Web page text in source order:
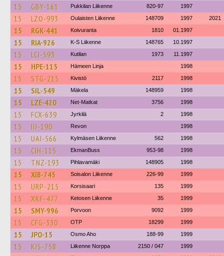
15 GBY-161 Pukkilan Liikenne 820-97 1997
15 LZO-993 Oulaisten Liikenne 148709 1997 2021
15 RGK-441 Koivuranta 1810 01.1997
15 RIA-926 K-S Liikenne 148765 10.1997
15 LCI-593 Kutilan 1973 11.1997
15 HPE-115 Hämeen Linja 1998
15 STG-215 Kivistö 2117 1998
15 SIL-549 Mäkela 148959 1998
15 LZE-420 Net-Matkat 3756 1998
15 FCX-639 Jyrkilä 2 1998
15 IIJ-190 Revon 1998
15 UAI-566 Kylmäsen Liikenne 562 1998
15 CIH-115 EkmanBuss 953-98 1998
15 TNZ-193 Pihlavamäki 148905 1998
15 XIB-745 Soisalon Liikenne 226-99 1999
15 URP-215 Korsisaari 135 1999
15 XKF-477 Ketosen Liikenne 35 1999
15 SMY-996 Porvoon 9092 1999
15 CFG-330 OTP 18299 1999
15 JPO-15 Osmo Aho 188-99 1999
15 KIS-758 Liikenne Norppa 2150 / 047 1999